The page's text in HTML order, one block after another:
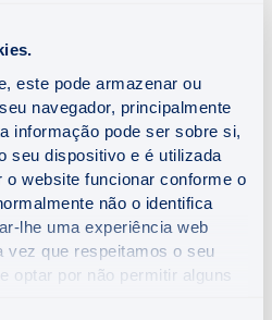
este pode armazenar ou
navegador, principalmente
informação pode ser sobre si,
seu dispositivo e é utilizada
o website funcionar conforme o
não o identifica
lhe uma experiência web
vez que respeitamos o seu
optar por não permitir alguns
o reembolso
de um pagamento
parciais nem
regulares.
capitalizado doPPA